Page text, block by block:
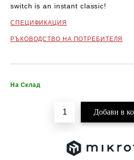
switch is an instant classic!
СПЕЦИФИКАЦИЯ
РЪКОВОДСТВО НА ПОТРЕБИТЕЛЯ
На Склад